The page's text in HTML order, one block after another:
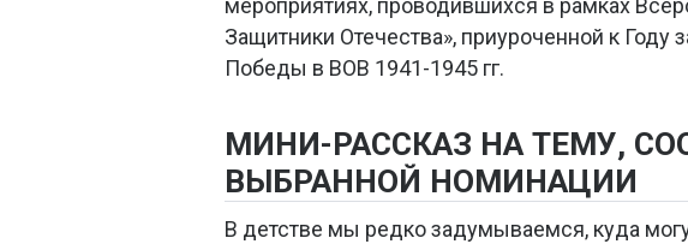
мероприятиях, проводившихся в рамках
Защитники Отечества», приуроченной к Году
Победы в ВОВ 1941-1945 гг.
МИНИ-РАССКАЗ НА ТЕМУ,
ВЫБРАННОЙ НОМИНАЦИИ
В детстве мы редко задумываемся, куда